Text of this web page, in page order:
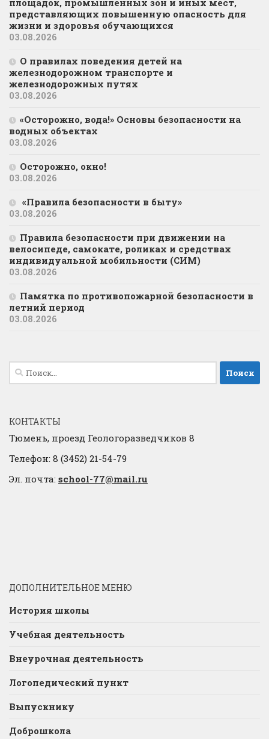
площадок, промышленных зон и иных мест,
представляющих повышенную опасность для
жизни и здоровья обучающихся
03.08.2026
О правилах поведения детей на
железнодорожном транспорте и
железнодорожных путях
03.08.2026
«Осторожно, вода!» Основы безопасности на
водных объектах
03.08.2026
Осторожно, окно!
03.08.2026
«Правила безопасности в быту»
03.08.2026
Правила безопасности при движении на
велосипеде, самокате, роликах и средствах
индивидуальной мобильности (СИМ)
03.08.2026
Памятка по противопожарной безопасности в
летний период
03.08.2026
Найти:
КОНТАКТЫ
Тюмень, проезд Геологоразведчиков 8
Телефон: 8 (3452) 21-54-79
Эл. почта: school-77@mail.ru
ДОПОЛНИТЕЛЬНОЕ МЕНЮ
История школы
Учебная деятельность
Внеурочная деятельность
Логопедический пункт
Выпускнику
Доброшкола